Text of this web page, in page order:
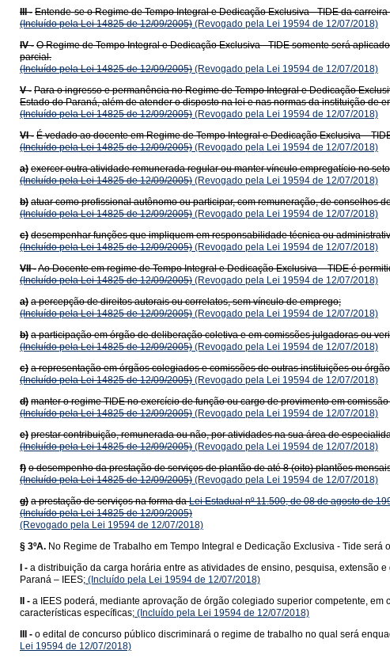
III - Entende-se o Regime de Tempo Integral e Dedicação Exclusiva - TIDE da
(Incluído pela Lei 14825 de 12/09/2005) (Revogado pela Lei 19594 de 12/07/2018)
IV - O Regime de Tempo Integral e Dedicação Exclusiva - TIDE somente será
parcial.
(Incluído pela Lei 14825 de 12/09/2005) (Revogado pela Lei 19594 de 12/07/2018)
V - Para o ingresso e permanência no Regime de Tempo Integral e Dedicação
Estado do Paraná, além de atender o disposto na lei e nas normas da instituição de
(Incluído pela Lei 14825 de 12/09/2005) (Revogado pela Lei 19594 de 12/07/2018)
VI - É vedado ao docente em Regime de Tempo Integral e Dedicação Exclusiva –
(Incluído pela Lei 14825 de 12/09/2005) (Revogado pela Lei 19594 de 12/07/2018)
a) exercer outra atividade remunerada regular ou manter vínculo empregatício no
(Incluído pela Lei 14825 de 12/09/2005) (Revogado pela Lei 19594 de 12/07/2018)
b) atuar como profissional autônomo ou participar, com remuneração, de conselhos
(Incluído pela Lei 14825 de 12/09/2005) (Revogado pela Lei 19594 de 12/07/2018)
c) desempenhar funções que impliquem em responsabilidade técnica ou
(Incluído pela Lei 14825 de 12/09/2005) (Revogado pela Lei 19594 de 12/07/2018)
VII -Ao Docente em regime de Tempo Integral e Dedicação Exclusiva – TIDE é
(Incluído pela Lei 14825 de 12/09/2005) (Revogado pela Lei 19594 de 12/07/2018)
a) a percepção de direitos autorais ou correlatos, sem vínculo de emprego;
(Incluído pela Lei 14825 de 12/09/2005) (Revogado pela Lei 19594 de 12/07/2018)
b) a participação em órgão de deliberação coletiva e em comissões julgadoras ou
(Incluído pela Lei 14825 de 12/09/2005) (Revogado pela Lei 19594 de 12/07/2018)
c) a representação em órgãos colegiados e comissões de outras instituições ou
(Incluído pela Lei 14825 de 12/09/2005) (Revogado pela Lei 19594 de 12/07/2018)
d) manter o regime TIDE no exercício de função ou cargo de provimento em
(Incluído pela Lei 14825 de 12/09/2005) (Revogado pela Lei 19594 de 12/07/2018)
e) prestar contribuição, remunerada ou não, por atividades na sua área de
(Incluído pela Lei 14825 de 12/09/2005) (Revogado pela Lei 19594 de 12/07/2018)
f) o desempenho da prestação de serviços de plantão de até 8 (oito) plantões
(Incluído pela Lei 14825 de 12/09/2005) (Revogado pela Lei 19594 de 12/07/2018)
g) a prestação de serviços na forma daLei Estadual nº 11.500, de 08 de agosto de
(Incluído pela Lei 14825 de 12/09/2005)
(Revogado pela Lei 19594 de 12/07/2018)
§ 3ºA. No Regime de Trabalho em Tempo Integral e Dedicação Exclusiva - Tide será
I - a distribuição da carga horária entre as atividades de ensino, pesquisa, extensão
Paraná – IEES; (Incluído pela Lei 19594 de 12/07/2018)
II - a IEES poderá, mediante aprovação de órgão colegiado superior competente,
características específicas; (Incluído pela Lei 19594 de 12/07/2018)
III - o edital de concurso público discriminará o regime de trabalho no qual será
Lei 19594 de 12/07/2018)